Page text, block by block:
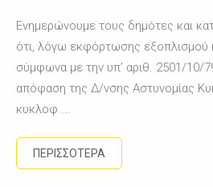
Ενημερώνουμε τους δημότες και
ότι, λόγω εκφόρτωσης εξοπλισμού
σύμφωνα με την υπ’ αριθ. 2501/10/
απόφαση της Δ/νσης Αστυνομίας
κυκλοφ ...
ΠΕΡΙΣΣΟΤΕΡΑ